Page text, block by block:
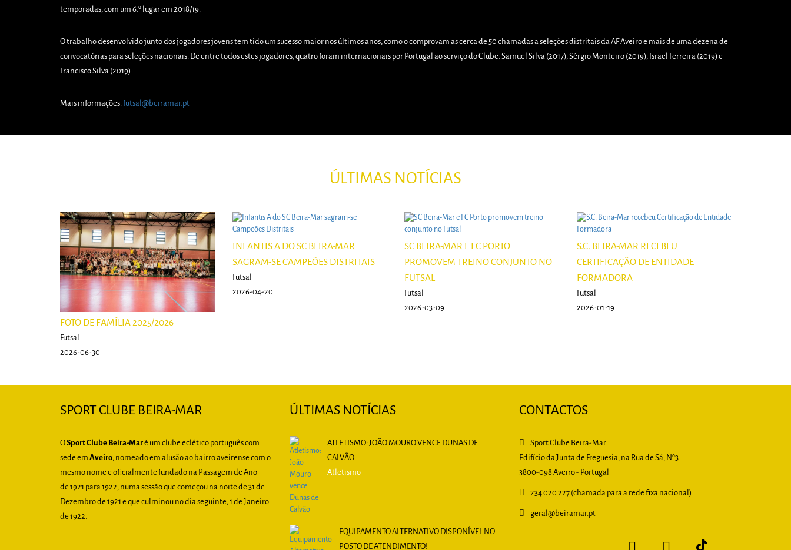
temporadas, com um 6.º lugar em 2018/19.
O trabalho desenvolvido junto dos jogadores jovens tem tido um sucesso maior nos últimos anos, como o comprovam as cerca de 50 chamadas a seleções distritais da AF Aveiro e mais de uma dezena de
convocatórias para seleções nacionais. De entre todos estes jogadores, quatro foram internacionais por Portugal ao serviço do Clube: Samuel Silva (2017), Sérgio Monteiro (2019), Israel Ferreira (2019) e
Francisco Silva (2019).
Mais informações:futsal@beiramar.pt
ÚLTIMAS NOTÍCIAS
FOTO DE FAMÍLIA 2025/2026
Futsal
2026-06-30
INFANTIS A DO SC BEIRA-MAR
SAGRAM-SE CAMPEÕES DISTRITAIS
Futsal
2026-04-20
SC BEIRA-MAR E FC PORTO
PROMOVEM TREINO CONJUNTO NO
FUTSAL
Futsal
2026-03-09
S.C. BEIRA-MAR RECEBEU
CERTIFICAÇÃO DE ENTIDADE
FORMADORA
Futsal
2026-01-19
SPORT CLUBE BEIRA-MAR
OSport Clube Beira-Maré um clube eclético português com
sede em Aveiro, nomeado em alusão ao bairro aveirense com o
mesmo nome e oficialmente fundado na Passagem de Ano
de 1921 para 1922, numa sessão que começou na noite de 31 de
Dezembro de 1921 e que culminou no dia seguinte, 1 de Janeiro
de 1922.
ÚLTIMAS NOTÍCIAS
ATLETISMO: JOÃO MOURO VENCE DUNAS DE
CALVÃO
Atletismo
EQUIPAMENTO ALTERNATIVO DISPONÍVEL NO
POSTO DE ATENDIMENTO!
CONTACTOS
Sport Clube Beira-Mar
Edifício da Junta de Freguesia, na Rua de Sá, Nº3
3800-098 Aveiro - Portugal
234 020 227 (chamada para a rede fixa nacional)
geral@beiramar.pt